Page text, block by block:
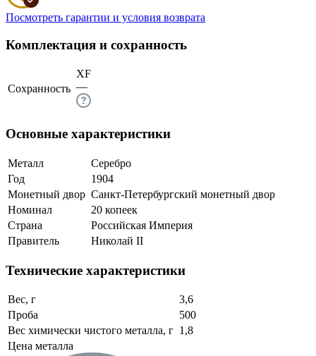
Посмотреть гарантии и условия возврата
Комплектация и сохранность
Сохранность
XF
—
Основные характеристики
Металл
Серебро
Год
1904
Монетный двор Санкт-Петербургский монетный двор
Номинал
20 копеек
Страна
Российская Империя
Правитель
Николай II
Технические характеристики
Вес, г
3,6
Проба
500
Вес химически чистого металла, г 1,8
Цена металла